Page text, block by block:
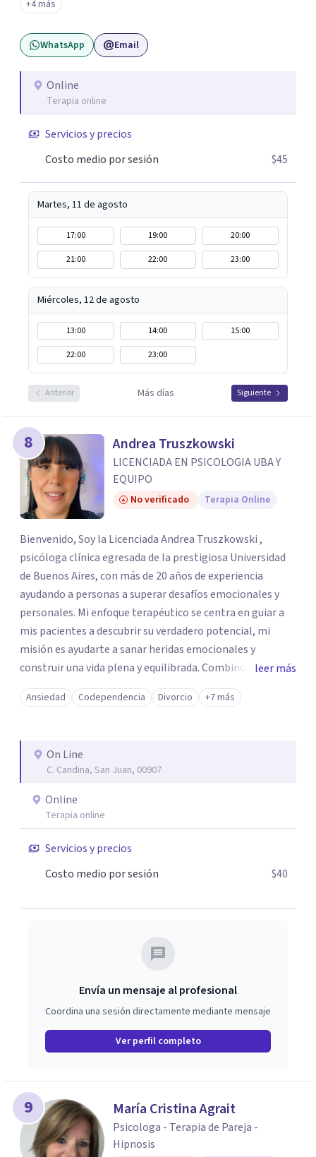
+4 más
WhatsApp Email
Online
Terapia online
Servicios y precios
Costo medio por sesión
$45
Martes, 11 de agosto
17:00 19:00
20:00
21:00
22:00 23:00
Miércoles, 12 de agosto
13:00 14:00
15:00
22:00
23:00
Anterior Más días Siguiente
8 Andrea Truszkowski
LICENCIADA EN PSICOLOGIA UBA Y
EQUIPO
No verificado Terapia Online
Bienvenido, Soy la Licenciada Andrea Truszkowski ,
psicóloga clínica egresada de la prestigiosa Universidad
de Buenos Aires, con más de 20 años de experiencia
ayudando a personas a superar desafíos emocionales y
personales. Mi enfoque terapéutico se centra en guiar a
mis pacientes a descubrir su verdadero potencial, mi
misión es ayudarte a sanar heridas emocionales y
construir una vida plena y equilibrada. Combino técnicas
basadas en la terapia cognitivo-conductual, terapia de
aceptación y compromiso, y enfoques humanistas
prioridad es crear un espacio seguro , empático y
transformador donde puedas explorar tus emociones,
identificar tus necesidades y trabajar en tu crecimiento
personal.
leer más
Ansiedad Codependencia Divorcio +7 más
On Line
C. Candina, San Juan, 00907
Online
Terapia online
Servicios y precios
Costo medio por sesión
$40
Envía un mensaje al profesional
Coordina una sesión directamente mediante mensaje
Ver perfil completo
9 María Cristina Agrait
Psicologa - Terapia de Pareja -
Hipnosis